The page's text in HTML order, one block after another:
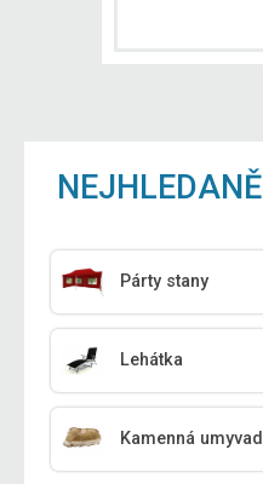
Párty stany
Lehátka
Kamenná